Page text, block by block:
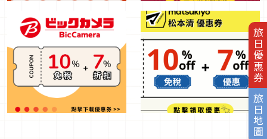
旅日優惠券
旅日地圖